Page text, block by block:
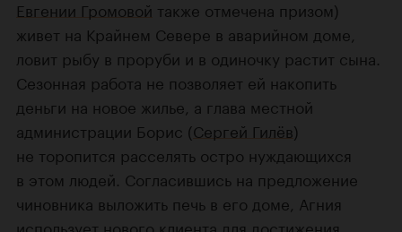
Евгении Громовой также отмечена призом)
живет на Крайнем Севере в аварийном доме,
ловит рыбу в проруби и в одиночку растит сына.
Сезонная работа не позволяет ей накопить
деньги на новое жилье, а глава местной
администрации Борис (Сергей Гилёв)
не торопится расселять остро нуждающихся
в этом людей. Согласившись на предложение
чиновника выложить печь в его доме, Агния
использует нового клиента для достижения